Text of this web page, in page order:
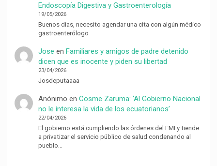
Endoscopía Digestiva y Gastroenterología
19/05/2026
Buenos días, necesito agendar una cita con algún médico
gastroenterólogo
Jose en Familiares y amigos de padre detenido
dicen que es inocente y piden su libertad
23/04/2026
Josdeputaaaa
Anónimo en Cosme Zaruma: ‘Al Gobierno Nacional
no le interesa la vida de los ecuatorianos’
22/04/2026
El gobierno está cumpliendo las órdenes del FMI y tiende
a privatizar el servicio público de salud condenando al
pueblo…